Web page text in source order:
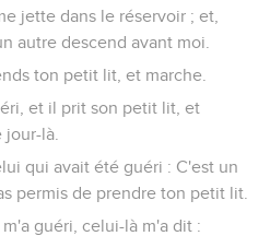
jette dans le réservoir ; et,
autre descend avant moi.
ton petit lit, et marche.
et il prit son petit lit, et
jour-là.
qui avait été guéri : C'est un
permis de prendre ton petit lit.
guéri, celui-là m'a dit :